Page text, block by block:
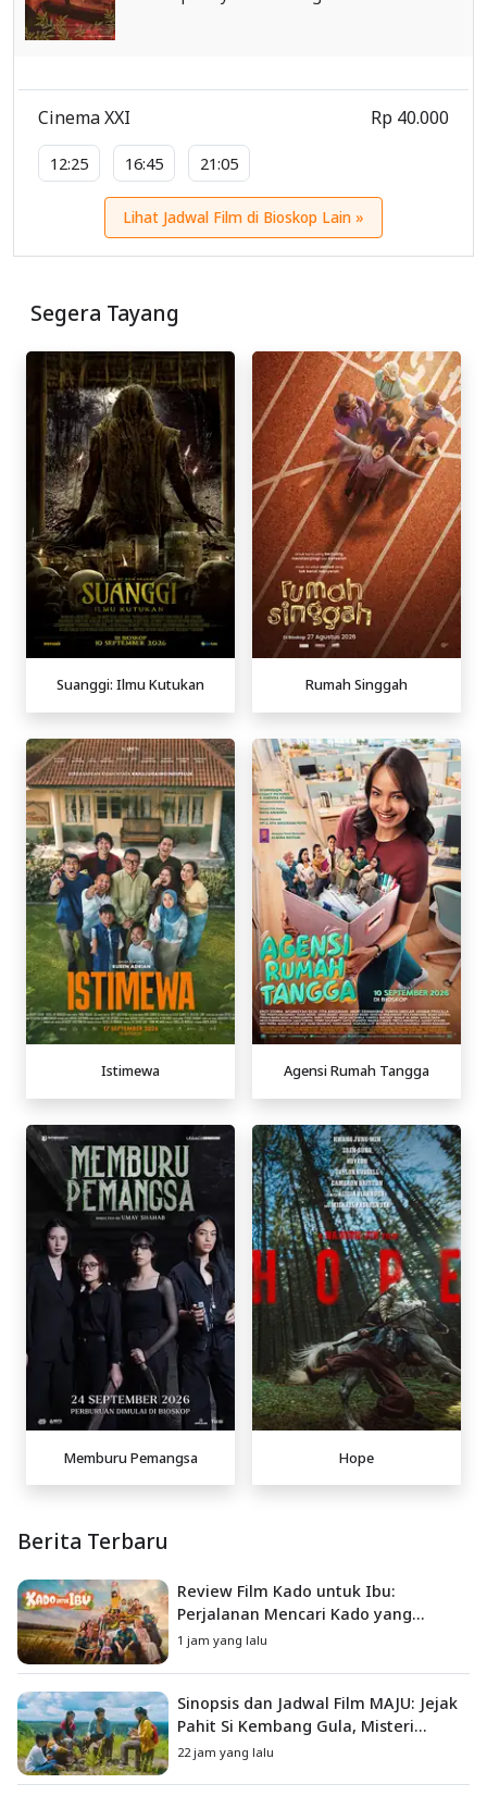
Cinema XXI
12:25 16:45 21:05
Rp 40.000
Lihat Jadwal Film di Bioskop Lain »
Segera Tayang
Suanggi: Ilmu Kutukan Rumah Singgah
Istimewa Agensi Rumah Tangga
Memburu Pemangsa Hope
Berita Terbaru
Review Film Kado untuk Ibu:
Perjalanan Mencari Kado yang
Mengajarkan Arti Keluarga
1 jam yang lalu
Sinopsis dan Jadwal Film MAJU: Jejak
Pahit Si Kembang Gula, Misteri
Hilangnya Bagas di Lokasi Jambore
22 jam yang lalu